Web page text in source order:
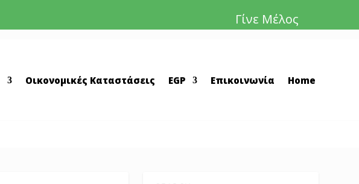
Γίνε Μέλος
Οικονομικές Καταστάσεις EGP Επικοινωνία Home